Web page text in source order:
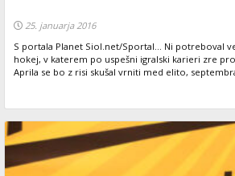
25. januarja 2016
S portala Planet Siol.net/Sportal... Ni potreboval
hokej, v katerem po uspešni igralski karieri zre
Aprila se bo z risi skušal vrniti med elito,